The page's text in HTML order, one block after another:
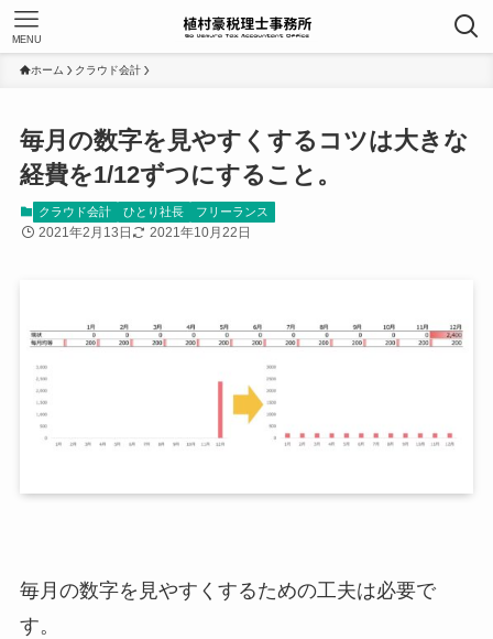
MENU
ホーム クラウド会計
毎月の数字を見やすくするコツは大きな
経費を1/12ずつにすること。
クラウド会計 ひとり社長 フリーランス
2021年2月13日 2021年10月22日
毎月の数字を見やすくするための工夫は必要で
す。